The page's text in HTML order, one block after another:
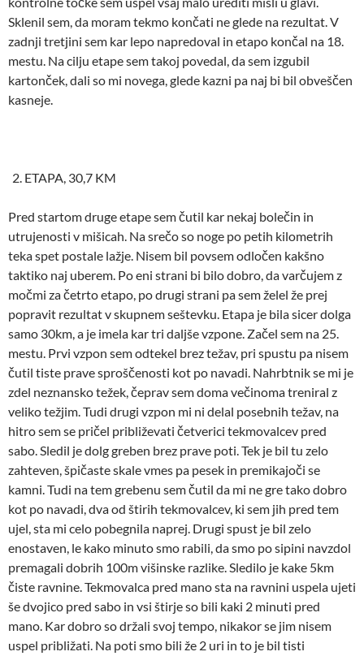
Sklenil sem, da moram tekmo končati ne glede na rezultat. V
zadnji tretjini sem kar lepo napredoval in etapo končal na 18.
mestu. Na cilju etape sem takoj povedal, da sem izgubil
kartonček, dali so mi novega, glede kazni pa naj bi bil obveščen
kasneje.
ETAPA, 30,7 KM
Pred startom druge etape sem čutil kar nekaj bolečin in
utrujenosti v mišicah. Na srečo so noge po petih kilometrih
teka spet postale lažje. Nisem bil povsem odločen kakšno
taktiko naj uberem. Po eni strani bi bilo dobro, da varčujem z
močmi za četrto etapo, po drugi strani pa sem želel že prej
popravit rezultat v skupnem seštevku. Etapa je bila sicer dolga
samo 30km, a je imela kar tri daljše vzpone. Začel sem na 25.
mestu. Prvi vzpon sem odtekel brez težav, pri spustu pa nisem
čutil tiste prave sproščenosti kot po navadi. Nahrbtnik se mi je
zdel neznansko težek, čeprav sem doma večinoma treniral z
veliko težjim. Tudi drugi vzpon mi ni delal posebnih težav, na
hitro sem se pričel približevati četverici tekmovalcev pred
sabo. Sledil je dolg greben brez prave poti. Tek je bil tu zelo
zahteven, špičaste skale vmes pa pesek in premikajoči se
kamni. Tudi na tem grebenu sem čutil da mi ne gre tako dobro
kot po navadi, dva od štirih tekmovalcev, ki sem jih pred tem
ujel, sta mi celo pobegnila naprej. Drugi spust je bil zelo
enostaven, le kako minuto smo rabili, da smo po sipini navzdol
premagali dobrih 100m višinske razlike. Sledilo je kake 5km
čiste ravnine. Tekmovalca pred mano sta na ravnini uspela ujeti
še dvojico pred sabo in vsi štirje so bili kaki 2 minuti pred
mano. Kar dobro so držali svoj tempo, nikakor se jim nisem
uspel približati. Na poti smo bili že 2 uri in to je bil tisti